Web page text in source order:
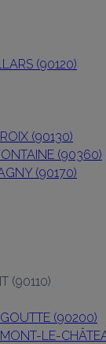
(90120)
(90130)
(90360)
(90170)
(90110)
(90200)
LE-